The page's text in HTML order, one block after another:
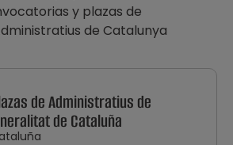
y plazas de
de Catalunya
de Administratius de
de Cataluña